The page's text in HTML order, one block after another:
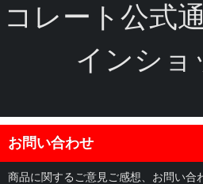
コレート公式
インショ
お問い合わせ
商品に関するご意見ご感想、お問い合